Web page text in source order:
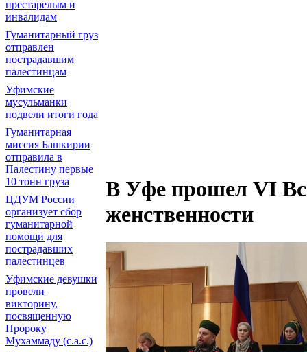
престарелым и
инвалидам
Гуманитарный груз
отправлен
пострадавшим
палестинцам
Уфимские
мусульманки
подвели итоги года
Гуманитарная
миссия Башкирии
отправила в
Палестину первые
10 тонн груза
ЦДУМ России
организует сбор
гуманитарной
помощи для
пострадавших
палестинцев
Уфимские девушки
провели
викторину,
посвященную
Пророку
Мухаммаду (с.а.с.)
В Уфе прошел VI
женственности